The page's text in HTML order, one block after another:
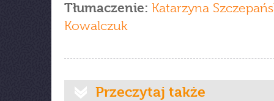
Tłumaczenie: Katarzyna
Kowalczuk
Przeczytaj także